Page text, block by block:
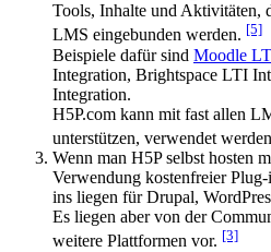
Tools, Inhalte und Aktivitäten,
LMS eingebunden werden. [5]
Beispiele dafür sind Moodle
Integration, Brightspace LTI
Integration.
H5P.com kann mit fast allen
unterstützen, verwendet
Wenn man H5P selbst hosten
Verwendung kostenfreier
ins liegen für Drupal,
Es liegen aber von der
weitere Plattformen vor. [3]